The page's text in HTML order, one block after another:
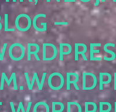
– F